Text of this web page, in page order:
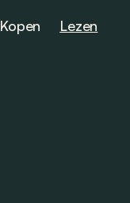
Kopen Lezen